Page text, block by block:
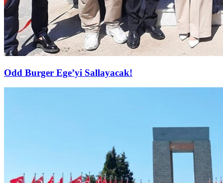
Odd Burger Ege’yi Sallayacak!